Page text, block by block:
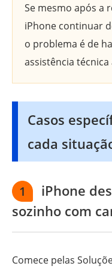
Se mesmo após a
iPhone continuar
o problema é de
assistência
Casos
cada
1
iPhone
sozinho com
Comece pelas